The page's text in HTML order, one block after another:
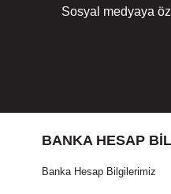
Sosyal medyaya
BANKA HESAP
Banka Hesap Bilgilerimiz